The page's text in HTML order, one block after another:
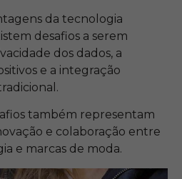
da tecnologia
desafios a serem
dos dados, a
e a integração
também representam
e colaboração entre
e marcas de moda.